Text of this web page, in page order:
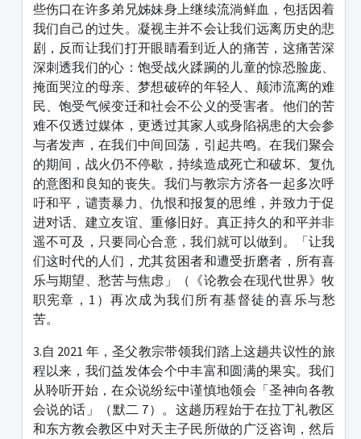
些伤口在许多弟兄姊妹身上继续流淌鲜血，包括因着
我们自己的过失。凝视主并不会让我们远离历史的悲
剧，反而让我们打开眼睛看到近人的痛苦，这痛苦深
深刺透我们的心：饱受战火蹂躏的儿童的惊恐脸庞、
掩面哭泣的母亲、梦想破碎的年轻人、颠沛流离的难
民、饱受气候变迁和社会不公义的受害者。他们的苦
难不仅透过媒体，更透过其家人或身陷祸患的大会参
与者发声，在我们中间回荡，引起共鸣。在我们聚会
的期间，战火仍不停歇，持续造成死亡和破坏、复仇
的意图和良知的丧失。我们与教宗方济各一起多次呼
吁和平，谴责暴力、仇恨和报复的思维，并致力于促
进对话、建立友谊、重修旧好。真正持久的和平并非
遥不可及，只要同心合意，我们就可以做到。「让我
们这时代的人们，尤其贫困者和遭受折磨者，所有喜
乐与期望、愁苦与焦虑」（《论教会在现代世界》牧
职宪章，1）再次成为我们所有基督徒的喜乐与愁
苦。
3.自 2021 年，圣父教宗带领我们踏上这趟共议性的旅
程以来，我们益发体会个中丰富和圆满的果实。我们
从聆听开始，在众说纷纭中谨慎地领会「圣神向各教
会说的话」（默二 7）。这趟历程始于在拉丁礼教区
和东方教会教区中对天主子民所做的广泛咨询，然后